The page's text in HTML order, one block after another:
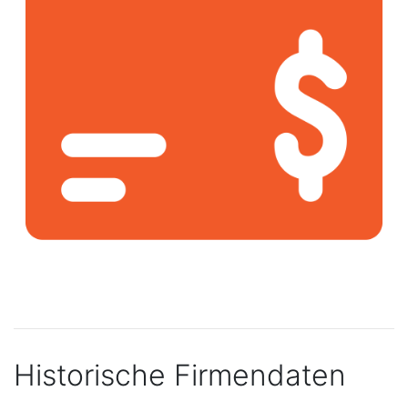
Historische Firmendaten